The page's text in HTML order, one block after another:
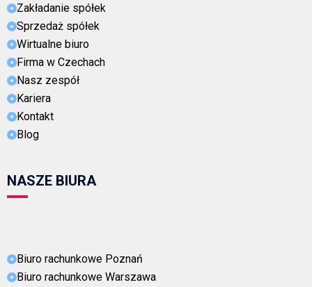
Zakładanie spółek
Sprzedaż spółek
Wirtualne biuro
Firma w Czechach
Nasz zespół
Kariera
Kontakt
Blog
NASZE BIURA
Biuro rachunkowe Poznań
Biuro rachunkowe Warszawa